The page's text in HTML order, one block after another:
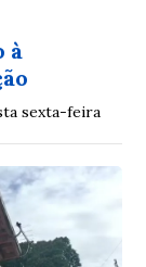
à
sexta-feira